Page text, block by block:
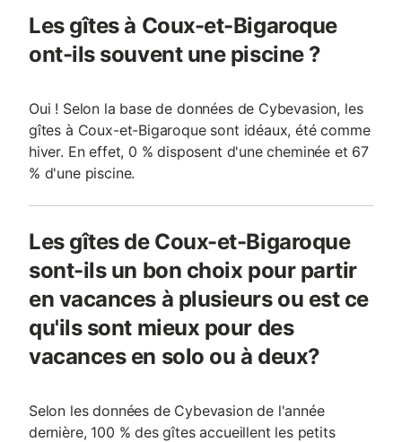
Les gîtes à Coux-et-Bigaroque
ont-ils souvent une piscine ?
Oui ! Selon la base de données de Cybevasion, les
gîtes à Coux-et-Bigaroque sont idéaux, été comme
hiver. En effet, 0 % disposent d'une cheminée et 67
% d'une piscine.
Les gîtes de Coux-et-Bigaroque
sont-ils un bon choix pour partir
en vacances à plusieurs ou est ce
qu'ils sont mieux pour des
vacances en solo ou à deux?
Selon les données de Cybevasion de l'année
dernière, 100 % des gîtes accueillent les petits